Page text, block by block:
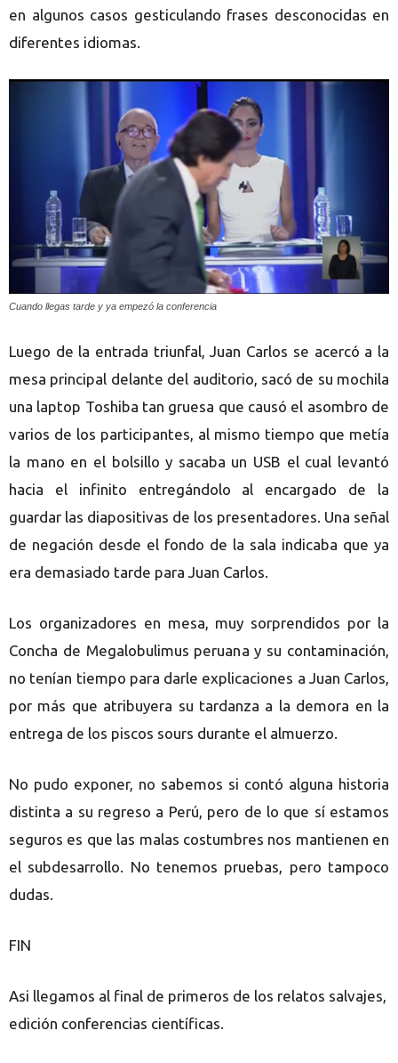
en algunos casos gesticulando frases desconocidas en
diferentes idiomas.
Cuando llegas tarde y ya empezó la conferencia
Luego de la entrada triunfal, Juan Carlos se acercó a la
mesa principal delante del auditorio, sacó de su mochila
una laptop Toshiba tan gruesa que causó el asombro de
varios de los participantes, al mismo tiempo que metía
la mano en el bolsillo y sacaba un USB el cual levantó
hacia el infinito entregándolo al encargado de la
guardar las diapositivas de los presentadores. Una señal
de negación desde el fondo de la sala indicaba que ya
era demasiado tarde para Juan Carlos.
Los organizadores en mesa, muy sorprendidos por la
Concha de Megalobulimus peruana y su contaminación,
no tenían tiempo para darle explicaciones a Juan Carlos,
por más que atribuyera su tardanza a la demora en la
entrega de los piscos sours durante el almuerzo.
No pudo exponer, no sabemos si contó alguna historia
distinta a su regreso a Perú, pero de lo que sí estamos
seguros es que las malas costumbres nos mantienen en
el subdesarrollo. No tenemos pruebas, pero tampoco
dudas.
FIN
Asi llegamos al final de primeros de los relatos salvajes,
edición conferencias científicas.